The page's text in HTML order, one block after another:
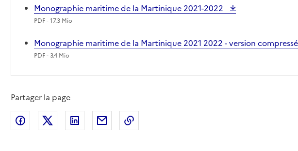
Monographie maritime de la Martinique 2021-2022
PDF- 17.3 Mio
Monographie maritime de la Martinique 2021 2022 - version
PDF- 3.4 Mio
Partager la page
Partager sur Facebook
Partager sur XPartager sur LinkedIn
Partager par email